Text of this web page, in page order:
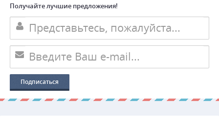
Получайте лучшие предложения!